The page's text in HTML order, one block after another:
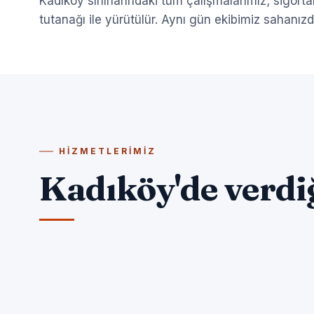
tutanağı ile yürütülür. Aynı gün ekibimiz
HIZMETLERIMIZ
Kadıköy'de
Kadıköy
Kadıköy Beton Delme
KADIKÖY BETON DELME →
Kadıköy
Kadıköy Klima Deliği
Açma